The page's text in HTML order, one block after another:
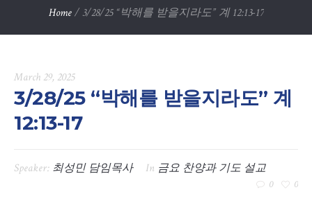
Home / 3/28/25 “박해를 받을지라도” 계 12:13-17
March 29, 2025
3/28/25 “박해를 받을지라도” 계
12:13-17
Speaker: 최성민 담임목사 In 금요 찬양과 기도 설교
0 0